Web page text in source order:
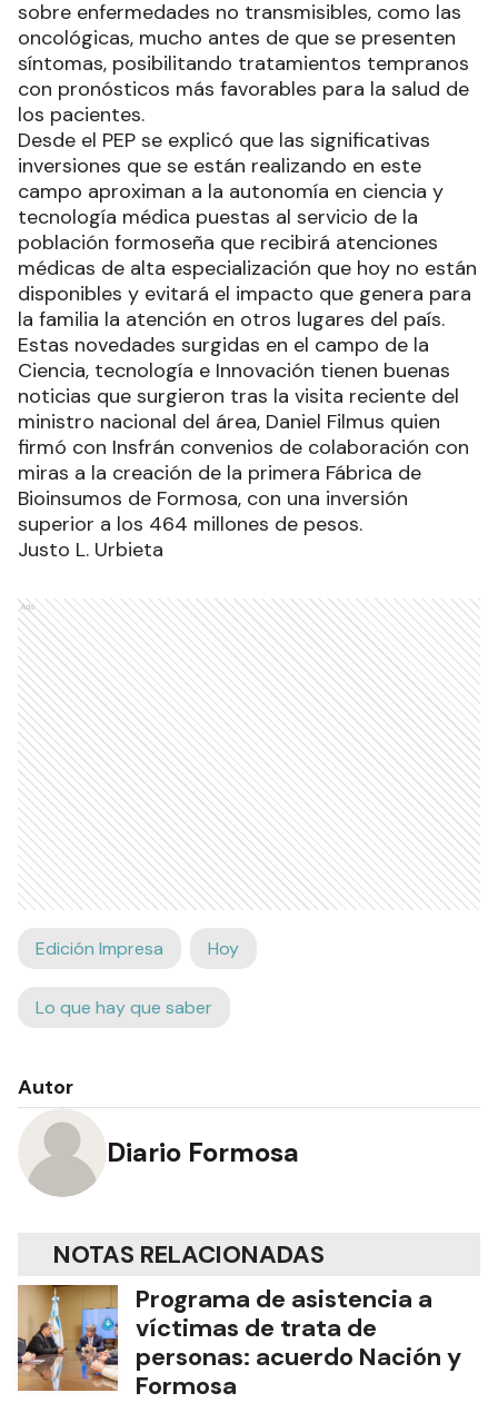
sobre enfermedades no transmisibles, como las
oncológicas, mucho antes de que se presenten
síntomas, posibilitando tratamientos tempranos
con pronósticos más favorables para la salud de
los pacientes.
Desde el PEP se explicó que las significativas
inversiones que se están realizando en este
campo aproximan a la autonomía en ciencia y
tecnología médica puestas al servicio de la
población formoseña que recibirá atenciones
médicas de alta especialización que hoy no están
disponibles y evitará el impacto que genera para
la familia la atención en otros lugares del país.
Estas novedades surgidas en el campo de la
Ciencia, tecnología e Innovación tienen buenas
noticias que surgieron tras la visita reciente del
ministro nacional del área, Daniel Filmus quien
firmó con Insfrán convenios de colaboración con
miras a la creación de la primera Fábrica de
Bioinsumos de Formosa, con una inversión
superior a los 464 millones de pesos.
Justo L. Urbieta
Ads
Edición Impresa Hoy
Lo que hay que saber
Autor
Diario Formosa
NOTAS RELACIONADAS
Programa de asistencia a
víctimas de trata de
personas: acuerdo Nación y
Formosa